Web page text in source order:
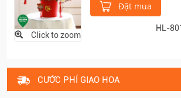
Click to zoom
Đặt mua
HL-
CƯỚC PHÍ GIAO HOA